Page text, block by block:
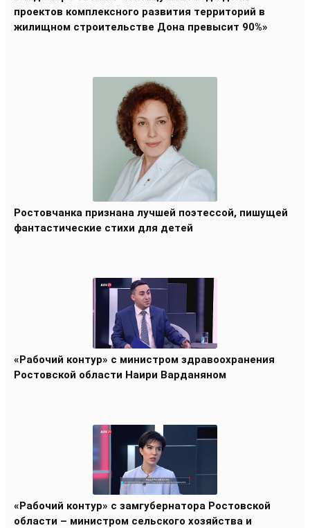
проектов комплексного развития территорий в
жилищном строительстве Дона превысит 90%»
Ростовчанка признана лучшей поэтессой, пишущей
фантастические стихи для детей
«Рабочий контур» с министром здравоохранения
Ростовской области Наири Варданяном
«Рабочий контур» с замгубернатора Ростовской
области – министром сельского хозяйства и